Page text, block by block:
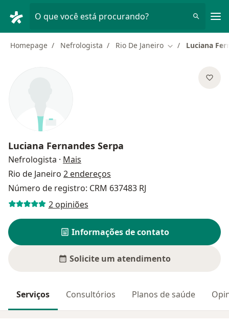
O que você está procurando?
Homepage Nefrologista Rio De Janeiro Mudar de cidade
Luciana
Luciana Fernandes Serpa
Nefrologista · Mais
Rio de Janeiro 2 endereços
Número de registro: CRM 637483 RJ
2 opiniões
Informações de contato
Solicite um atendimento
Serviços Consultórios Planos de saúde